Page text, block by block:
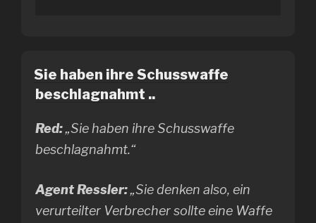
Sie haben ihre Schusswaffe
beschlagnahmt ..
Red:„Sie haben ihre Schusswaffe
beschlagnahmt.“
Agent Ressler:„Sie denken also, ein
verurteilter Verbrecher sollte eine Waffe